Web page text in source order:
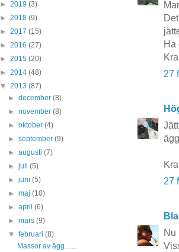
Ha
27
27
Nu
► 2019 (3)
► 2018 (9)
► 2017 (15)
► 2016 (27)
► 2015 (20)
► 2014 (48)
▼ 2013 (87)
►december(8)
►november(8)
►oktober(4)
►september(9)
►augusti(7)
►juli(5)
►juni(5)
►maj(10)
►april(6)
►mars(9)
▼februari(8)
Massor av ägg.......